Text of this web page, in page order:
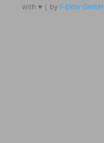
with ♥ | by F-Ektiv GmbH